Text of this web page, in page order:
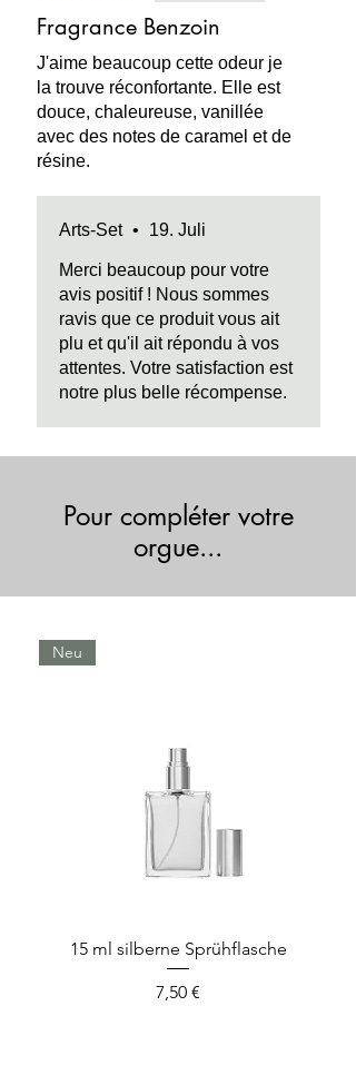
SICHERHEIT:enthält keine Phthalate
(DEHP) - Dibutylphthalat (DBP) -
Benzylbutylphthalat (BBP)
- Diisononylphthalat (DINP) -
Diisidecylphthalat (DIDP) - Di-n-
Fragrance Benzoin
J'aime beaucoup cette odeur je
la trouve réconfortante. Elle est
douce, chaleureuse, vanillée
avec des notes de caramel et de
résine.
Arts-Set • 19. Juli
Merci beaucoup pour votre
avis positif ! Nous sommes
ravis que ce produit vous ait
plu et qu'il ait répondu à vos
attentes. Votre satisfaction est
notre plus belle récompense.
Pour compléter votre
orgue...
Neu
15 ml silberne Sprühflasche
Preis
7,50 €